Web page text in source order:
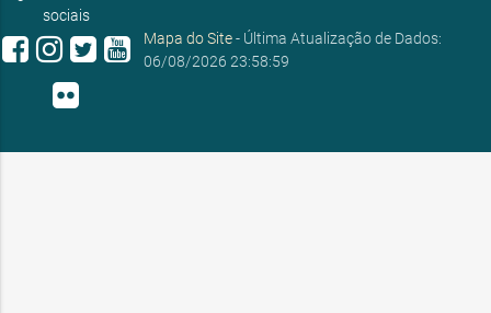
sociais
Mapa do Site- Última Atualização de Dados:
06/08/2026 23:58:59